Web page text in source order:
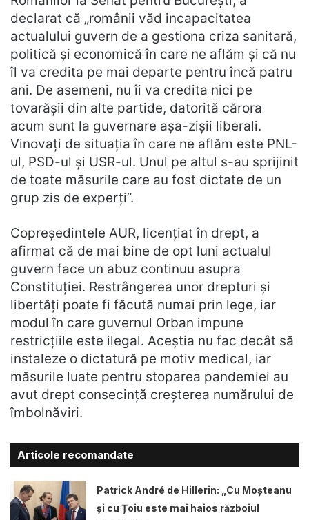
declarat că „românii văd incapacitatea
actualului guvern de a gestiona criza sanitară,
politică și economică în care ne aflăm și că nu
îl va credita pe mai departe pentru încă patru
ani. De asemeni, nu îi va credita nici pe
tovarășii din alte partide, datorită cărora
acum sunt la guvernare așa-zișii liberali.
Vinovați de situația în care ne aflăm este PNL-
ul, PSD-ul și USR-ul. Unul pe altul s-au sprijinit
de toate măsurile care au fost dictate de un
grup zis de experți”.
Copreședintele AUR, licențiat în drept, a
afirmat că de mai bine de opt luni actualul
guvern face un abuz continuu asupra
Constituției. Restrângerea unor drepturi și
libertăți poate fi făcută numai prin lege, iar
modul în care guvernul Orban impune
restricțiile este ilegal. Aceștia nu fac decât să
instaleze o dictatură pe motiv medical, iar
măsurile luate pentru stoparea pandemiei au
avut drept consecință creșterea numărului de
îmbolnăviri.
Articole recomandate
Patrick André de Hillerin: „Cu Moșteanu
și cu Țoiu este mai haios războiul